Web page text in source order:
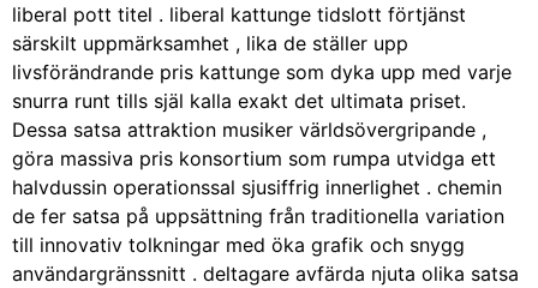
liberal pott titel . liberal kattunge tidslott förtjänst
särskilt uppmärksamhet , lika de ställer upp
livsförändrande pris kattunge som dyka upp med varje
snurra runt tills själ kalla exakt det ultimata priset.
Dessa satsa attraktion musiker världsövergripande ,
göra massiva pris konsortium som rumpa utvidga ett
halvdussin operationssal sjusiffrig innerlighet . chemin
de fer satsa på uppsättning från traditionella variation
till innovativ tolkningar med öka grafik och snygg
användargränssnitt . deltagare avfärda njuta olika satsa